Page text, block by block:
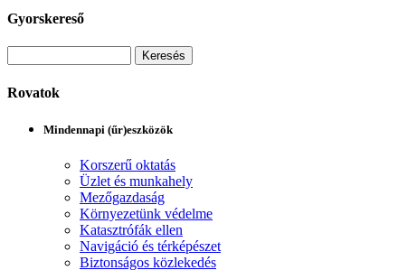
Gyorskereső
Rovatok
Mindennapi (űr)eszközök
Korszerű oktatás
Üzlet és munkahely
Mezőgazdaság
Környezetünk védelme
Katasztrófák ellen
Navigáció és térképészet
Biztonságos közlekedés